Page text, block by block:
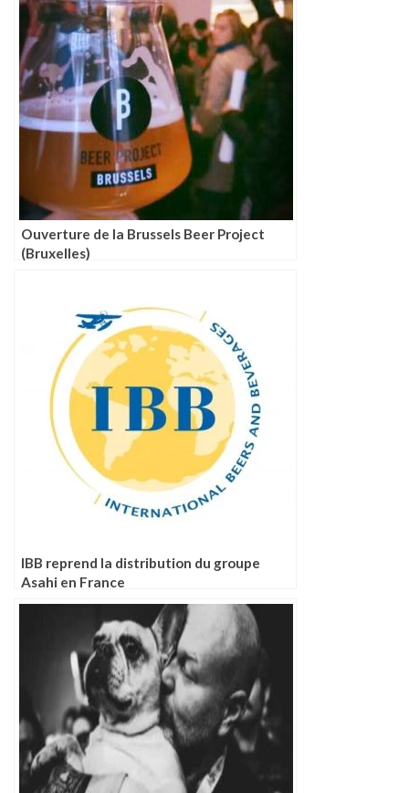
Ouverture de la Brussels Beer Project
(Bruxelles)
IBB reprend la distribution du groupe
Asahi en France